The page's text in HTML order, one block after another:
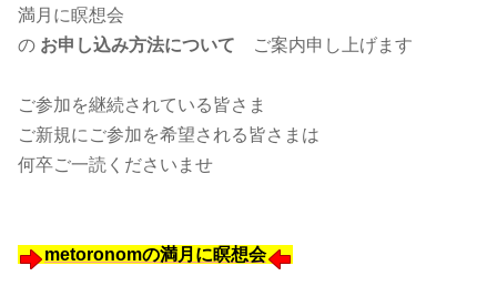
満月に瞑想会
の お申し込み方法について ご案内申し上げます
ご参加を継続されている皆さま
ご新規にご参加を希望される皆さまは
何卒ご一読くださいませ
metoronomの満月に瞑想会